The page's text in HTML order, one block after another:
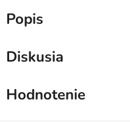
Popis
Diskusia
Hodnotenie